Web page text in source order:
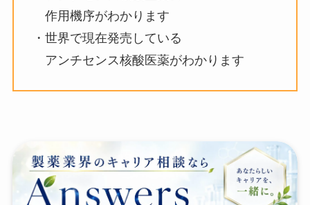
作用機序がわかります
・世界で現在発売している
アンチセンス核酸医薬がわかります